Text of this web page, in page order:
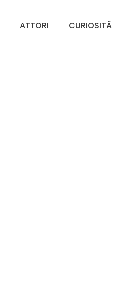
ATTORI CURIOSITÃ